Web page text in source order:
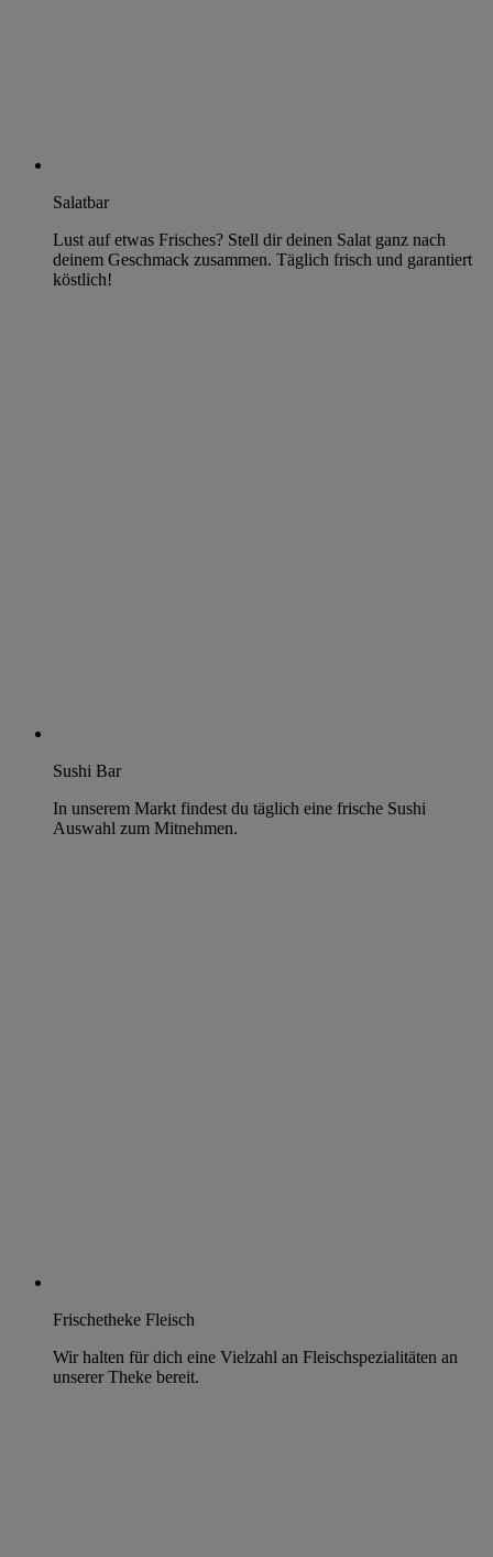
Salatbar
Lust auf etwas Frisches? Stell dir deinen Salat ganz nach
deinem Geschmack zusammen. Täglich frisch und garantiert
köstlich!
Sushi Bar
In unserem Markt findest du täglich eine frische Sushi
Auswahl zum Mitnehmen.
Frischetheke Fleisch
Wir halten für dich eine Vielzahl an Fleischspezialitäten an
unserer Theke bereit.